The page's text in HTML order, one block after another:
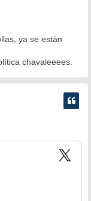
ya se están
chavaleeees.